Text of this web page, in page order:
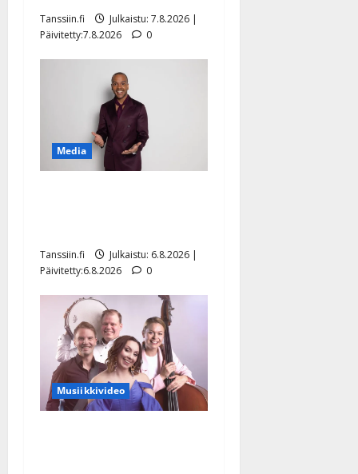
Tanssiin.fi
Julkaistu: 7.8.2026 |
Päivitetty:7.8.2026
0
Media
Tanssiin.fi
Julkaistu: 6.8.2026 |
Päivitetty:6.8.2026
0
Musiikkivideo